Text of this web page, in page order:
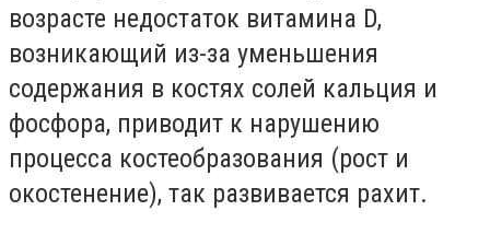
возрасте недостаток витамина D,
возникающий из-за уменьшения
содержания в костях солей кальция и
фосфора, приводит к нарушению
процесса костеобразования (рост и
окостенение), так развивается рахит.